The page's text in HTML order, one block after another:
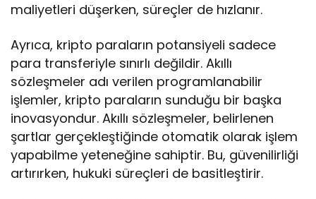
maliyetleri düşerken, süreçler de hızlanır.
Ayrıca, kripto paraların potansiyeli sadece
para transferiyle sınırlı değildir. Akıllı
sözleşmeler adı verilen programlanabilir
işlemler, kripto paraların sunduğu bir başka
inovasyondur. Akıllı sözleşmeler, belirlenen
şartlar gerçekleştiğinde otomatik olarak işlem
yapabilme yeteneğine sahiptir. Bu, güvenilirliği
artırırken, hukuki süreçleri de basitleştirir.